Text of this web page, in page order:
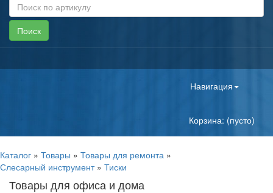
Toggle
Навигация
Корзина: (пусто)
Каталог » Товары » Товары для ремонта »
Слесарный инструмент» Тиски
Товары для офиса и дома